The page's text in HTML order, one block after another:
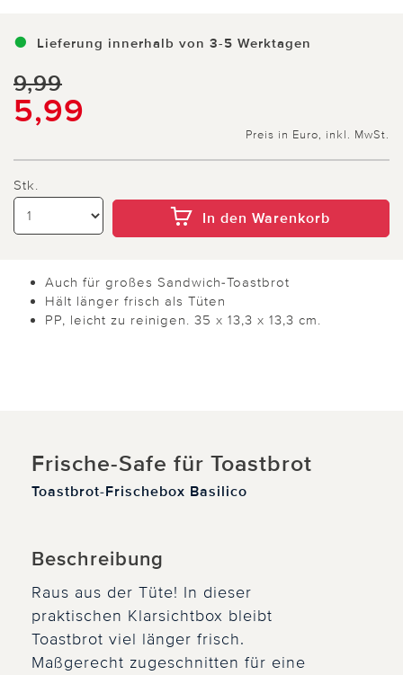
Lieferung innerhalb von 3-5 Werktagen
9,99
5,99
Preis in Euro, inkl. MwSt.
Stk.
In den Warenkorb
Auch für großes Sandwich-Toastbrot
Hält länger frisch als Tüten
PP, leicht zu reinigen. 35 x 13,3 x 13,3 cm.
Frische-Safe für Toastbrot
Toastbrot-Frischebox Basilico
Beschreibung
Raus aus der Tüte! In dieser
praktischen Klarsichtbox bleibt
Toastbrot viel länger frisch.
Maßgerecht zugeschnitten für eine